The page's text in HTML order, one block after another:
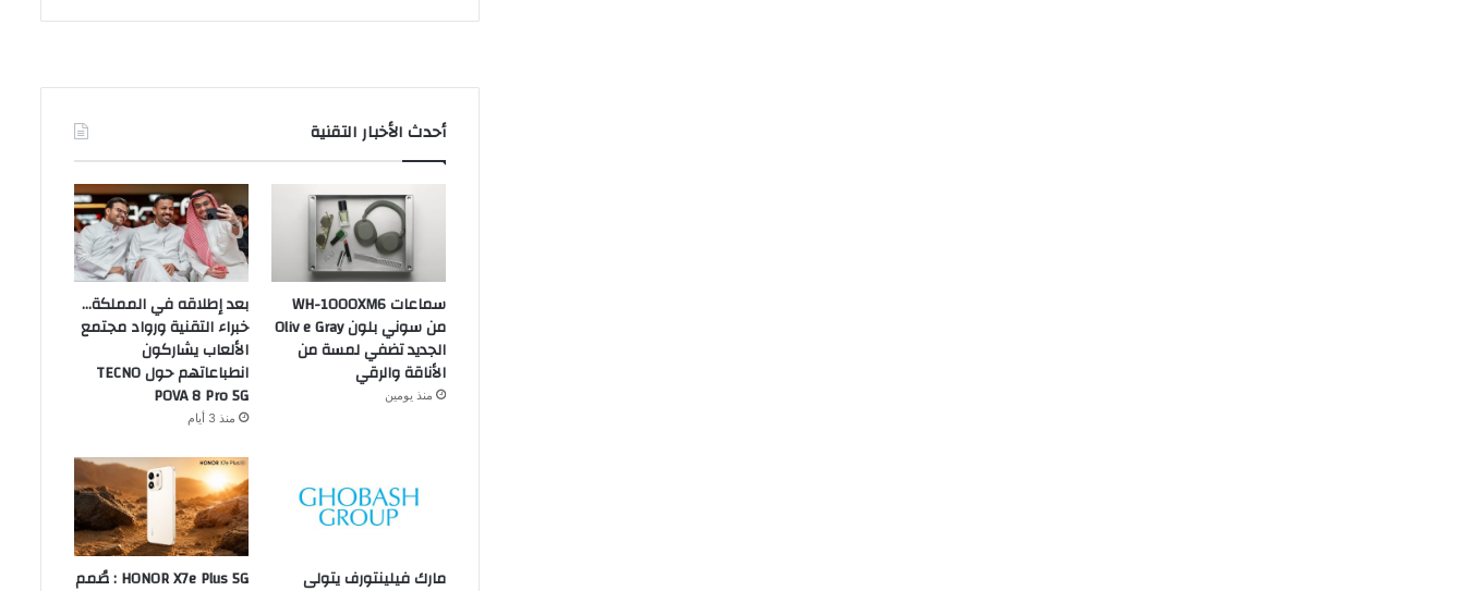
أحدث الأخبار التقنية
سماعات WH-1000XM6
من سوني بلون Oliv e Gray
الجديد تضفي لمسة من
الأناقة والرقي
منذ يومين
بعد إطلاقه في المملكة…
خبراء التقنية ورواد مجتمع
الألعاب يشاركون
انطباعاتهم حول TECNO
POVA 8 Pro 5G
منذ 3 أيام
مارك فيلينتورف يتولى
HONOR X7e Plus 5G : صُمم